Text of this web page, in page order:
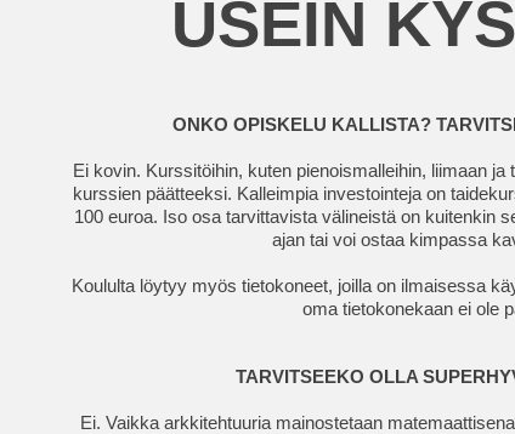
USEIN
ONKO OPISKELU KALLISTA?
Ei kovin. Kurssitöihin, kuten pienoismalleihin, liimaan
kurssien päätteeksi. Kalleimpia investointeja on
100 euroa. Iso osa tarvittavista välineistä on kuitenkin
ajan tai voi ostaa kimpassa
Koululta löytyy myös tietokoneet, joilla on ilmaisessa
oma tietokonekaan ei ole
TARVITSEEKO OLLA
Ei. Vaikka arkkitehtuuria mainostetaan